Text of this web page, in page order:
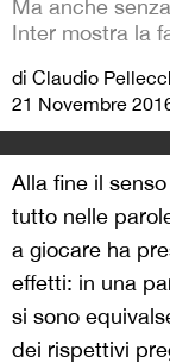
Ma anche
Inter mostra la
di Claudio
21 Novembre
Alla fine il
tutto nelle
a giocare ha
effetti: in una
si sono
dei rispettivi